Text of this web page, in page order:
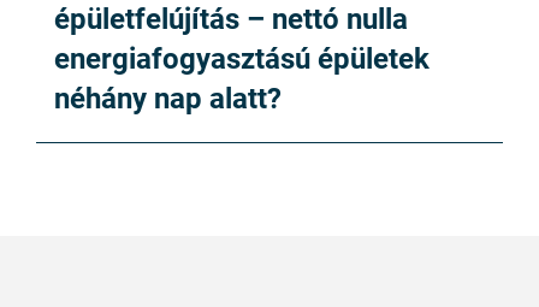
épületfelújítás – nettó nulla
energiafogyasztású épületek
néhány nap alatt?